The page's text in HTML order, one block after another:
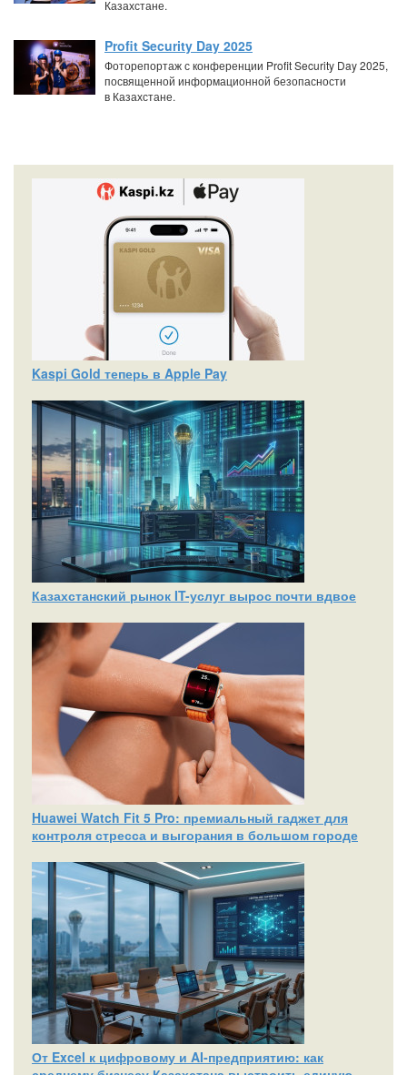
Казахстане.
Profit Security Day 2025
Фоторепортаж с конференции Profit Security Day 2025,
посвященной информационной безопасности
в Казахстане.
Kaspi Gold теперь в Apple Pay
Казахстанский рынок IT-услуг вырос почти вдвое
Huawei Watch Fit 5 Pro: премиальный гаджет для
контроля стресса и выгорания в большом городе
От Excel к цифровому и AI‑предприятию: как